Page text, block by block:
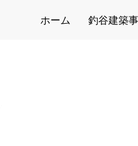
ホーム 釣谷建築